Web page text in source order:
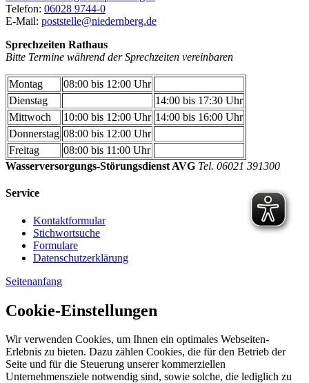
Telefon: 06028 9744-0
E-Mail: poststelle@niedernberg.de
Sprechzeiten Rathaus
Bitte Termine während der Sprechzeiten vereinbaren
Montag
08:00 bis 12:00 Uhr
Dienstag
14:00 bis 17:30 Uhr
Mittwoch
10:00 bis 12:00 Uhr 14:00 bis 16:00 Uhr
Donnerstag 08:00 bis 12:00 Uhr
Freitag
08:00 bis 11:00 Uhr
Wasserversorgungs-Störungsdienst AVG Tel. 06021 391300
Service
Kontaktformular
Stichwortsuche
Formulare
Datenschutzerklärung
Seitenanfang
Cookie-Einstellungen
Wir verwenden Cookies, um Ihnen ein optimales Webseiten-
Erlebnis zu bieten. Dazu zählen Cookies, die für den Betrieb der
Seite und für die Steuerung unserer kommerziellen
Unternehmensziele notwendig sind, sowie solche, die lediglich zu